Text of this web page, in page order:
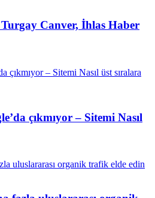
Canver, İhlas Haber
çıkmıyor – Sitemi Nasıl